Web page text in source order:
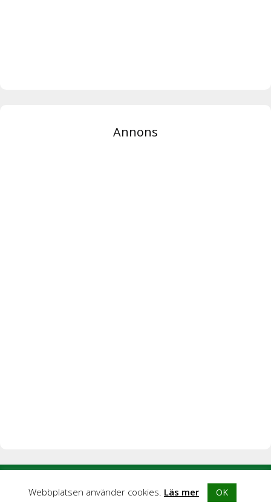
Annons
Kontakta oss|
Blogghubb
Webbplatsen använder cookies. Läs mer OK